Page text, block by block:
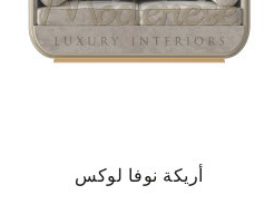
أريكة نوفا لوكس